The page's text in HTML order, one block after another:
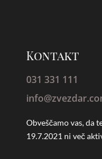
Kontakt
031 331 111
Obveščamo vas, da
19.7.2021 ni več